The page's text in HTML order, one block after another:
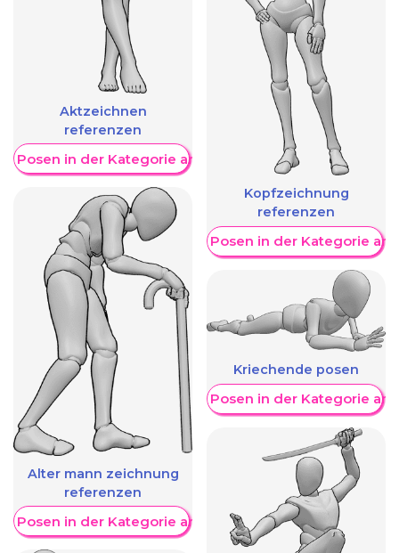
Aktzeichnen
referenzen
Posen in der Kategorie anzeigen
Alter mann zeichnung
referenzen
Posen in der Kategorie anzeigen
Kopfzeichnung
referenzen
Weitere Posen in der Kategorie
Kriechende posen
Weitere Posen in der Kategorie